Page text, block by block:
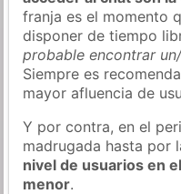
franja es el momento
disponer de tiempo
probable encontrar
Siempre es
mayor afluencia de
Y por contra, en el
madrugada hasta por
nivel de usuarios en
menor.